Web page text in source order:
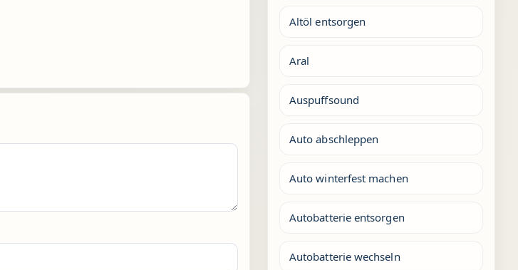
Altöl entsorgen
Aral
Auspuffsound
Auto abschleppen
Auto winterfest machen
Autobatterie entsorgen
Autobatterie wechseln